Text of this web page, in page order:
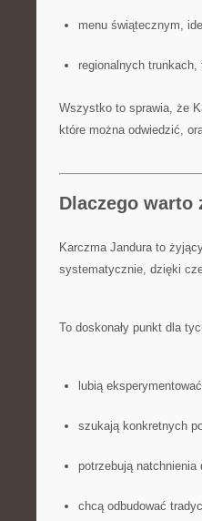
menu świątecznym,
regionalnych
Wszystko to sprawia, że
które można odwiedzić,
Dlaczego warto
Karczma Jandura to
systematycznie, dzięki
To doskonały punkt dla
lubią
szukają konkretnych
potrzebują natchnienia
chcą odbudować